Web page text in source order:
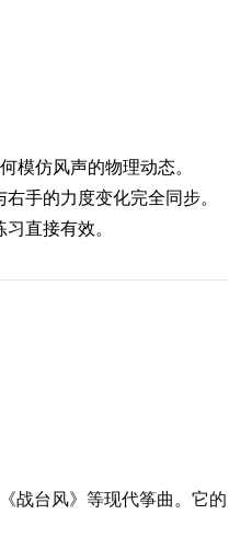
模仿风声的物理动态。
手的力度变化完全同步。
直接有效。
战台风》等现代筝曲。它的